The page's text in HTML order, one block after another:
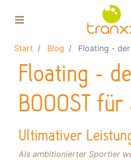
Floating-Pool
Float-Tank
Massage
Gutscheine
Über uns
Einkaufskorb
Start Blog Floating -
Floating -
BOOOST
Ultimativer
Als ambitionierter Sportler